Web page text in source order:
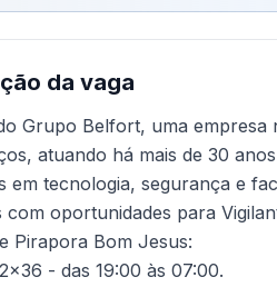
da vaga
Grupo Belfort, uma empresa
atuando há mais de 30
em tecnologia, segurança e
com oportunidades para
Pirapora Bom Jesus:
- das 19:00 às 07:00.